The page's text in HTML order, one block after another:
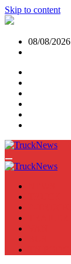
Skip to content
08/08/2026